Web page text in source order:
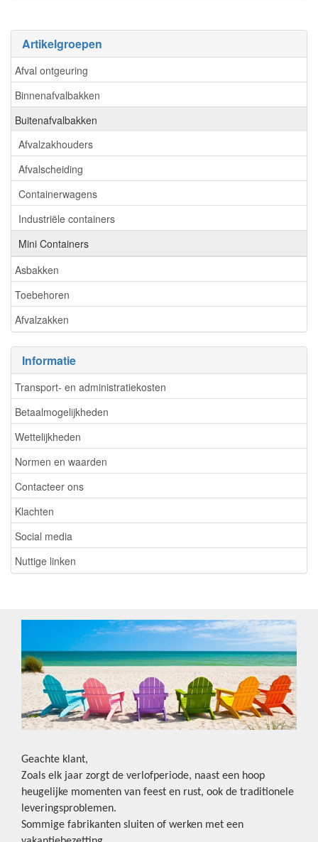
Artikelgroepen
Afval ontgeuring
Binnenafvalbakken
Buitenafvalbakken
Afvalzakhouders
Afvalscheiding
Containerwagens
Industriële containers
Mini Containers
Asbakken
Toebehoren
Afvalzakken
Informatie
Transport- en administratiekosten
Betaalmogelijkheden
Wettelijkheden
Normen en waarden
Contacteer ons
Klachten
Social media
Nuttige linken
Geachte klant,
Zoals elk jaar zorgt de verlofperiode, naast een hoop
heugelijke momenten van feest en rust, ook de traditionele
leveringsproblemen.
Sommige fabrikanten sluiten of werken met een